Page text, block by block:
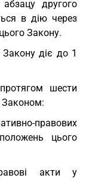
другого
в дію через
Закону.
діє до 1
шести
Законом:
правових
цього
акти у